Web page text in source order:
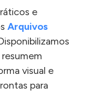
e
Arquivos
visual e
para